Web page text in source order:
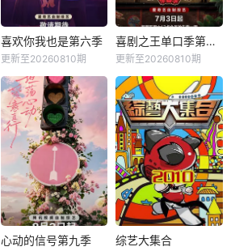
喜欢你我也是第六季
更新至20260810期
喜剧之王单口季第三季
更新至20260810期
心动的信号第九季 综艺大集合